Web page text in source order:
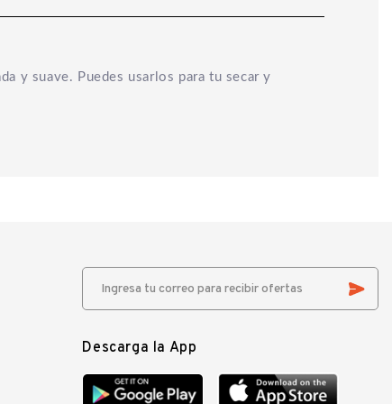
y suave. Puedes usarlos para tu secar y
Descarga la App